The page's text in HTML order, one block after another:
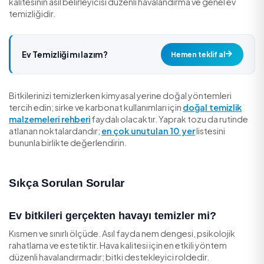
yeterlidir.
Saksı ve Toprak Hijyeni
Saksı altlığında biriken durgun su küf ve sinek üretir; her
sulamadan sonra fazla suyu boşaltın. Toprağın
veya beyaz tortu görünürse üst tabakayı değiştirin.
da düzenli silmek, bitkinin etrafının temiz kalmasını
Bitkiyi sağlıklı tutmak için aşırı sulamadan kaçının (en
ölüm nedeni budur), bitkiyi türüne göre doğru ışığa
ortamı görsel ve psikolojik olarak destekler; ancak iç
kalitesinin asıl belirleyicisi düzenli havalandırma ve
temizliğidir.